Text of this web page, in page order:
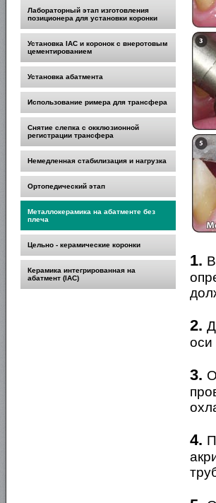
Лабораторный этап изготовления
позиционера для установки коронки
Установка IAC и коронок с внеротовым
цементированием
Установка абатмента
Использование римера для трансфера
Снятие слепка с окклюзионной
регистрации трансфера
Немедленная стабилизация и нагрузка
Ортопедический этап
Металлокерамика на абатменте без
плеча
Цельно - керамические коронки
Керамика интегрированная на
абатмент (IAC)
1.
2.
оси
3.
4.